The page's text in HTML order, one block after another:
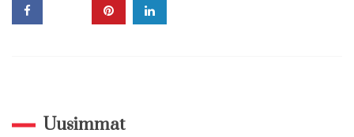
Uusimmat